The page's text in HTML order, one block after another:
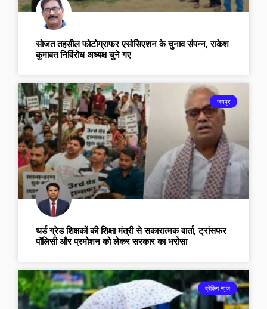
सोजत तहसील फोटोग्राफर एसोसिएशन के चुनाव संपन्न, राकेश
कुमावत निर्विरोध अध्यक्ष चुने गए
जयपुर
थर्ड ग्रेड शिक्षकों की शिक्षा मंत्री से सकारात्मक वार्ता, ट्रांसफर
पॉलिसी और प्रमोशन को लेकर सरकार का भरोसा
ब्रेकिंग न्यूज़